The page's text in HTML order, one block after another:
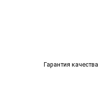
Гарантия качества